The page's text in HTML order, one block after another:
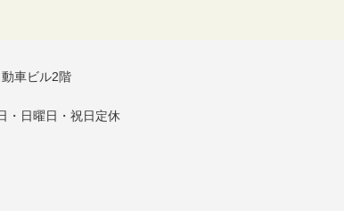
車ビル2階
・日曜日・祝日定休